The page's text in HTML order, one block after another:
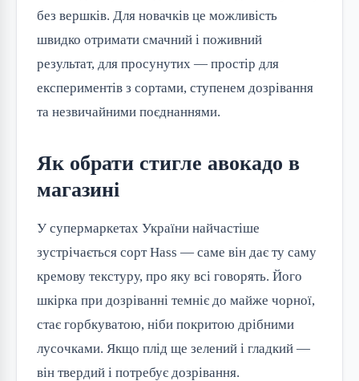
без вершків. Для новачків це можливість
швидко отримати смачний і поживний
результат, для просунутих — простір для
експериментів з сортами, ступенем дозрівання
та незвичайними поєднаннями.
Як обрати стигле авокадо в
магазині
У супермаркетах України найчастіше
зустрічається сорт Hass — саме він дає ту саму
кремову текстуру, про яку всі говорять. Його
шкірка при дозріванні темніє до майже чорної,
стає горбкуватою, ніби покритою дрібними
лусочками. Якщо плід ще зелений і гладкий —
він твердий і потребує дозрівання.